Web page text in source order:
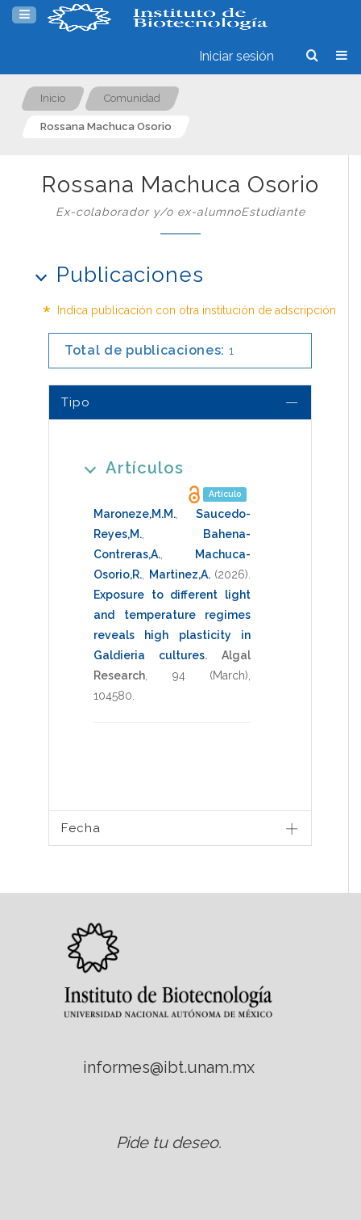
Iniciar sesión
Inicio Comunidad
Rossana Machuca Osorio
Rossana Machuca Osorio
Ex-colaborador y/o ex-alumnoEstudiante
Publicaciones
* Indica publicación con otra institución de adscripción
Total de publicaciones: 1
Tipo
Artículos
Artículo
Maroneze,M.M.
Saucedo-
Reyes,M.
Bahena-
Contreras,A.
Machuca-
Osorio,R.
Martinez,A. (2026)
Exposure to different light
and temperature regimes
reveals high plasticity in
Galdieria cultures.
Algal
Research
94(March),
104580
Fecha
informes@ibt.unam.mx
Pide tu deseo.